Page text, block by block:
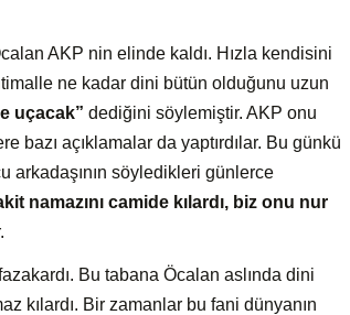
AKP nin elinde kaldı. Hızla kendisini
ne kadar dini bütün olduğunu uzun
uçacak” dediğini söylemiştir. AKP onu
bazı açıklamalar da yaptırdılar. Bu günkü
arkadaşının söyledikleri günlerce
namazını camide kılardı, biz onu nur
Bu tabana Öcalan aslında dini
kılardı. Bir zamanlar bu fani dünyanın